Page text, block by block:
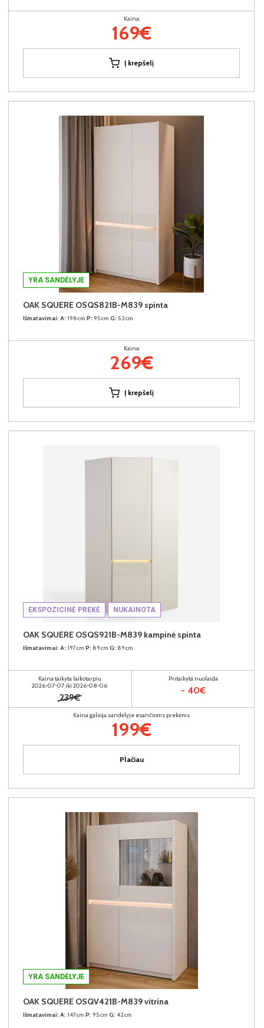
Kaina:
169€
Į krepšelį
YRA SANDĖLYJE
OAK SQUERE OSQS821B-M839 spinta
Išmatavimai: A: 198cm P: 95cm G: 52cm
Kaina:
269€
Į krepšelį
EKSPOZICINĖ PREKĖ NUKAINOTA
OAK SQUERE OSQS921B-M839 kampinė spinta
Išmatavimai: A: 197cm P: 89cm G: 89cm
Kaina taikyta laikotarpiu
2026-07-07 iki 2026-08-06
239€
Pritaikyta nuolaida
- 40€
Kaina galioja sandėlyje esančioms prekėms
199€
Plačiau
YRA SANDĖLYJE
OAK SQUERE OSQV421B-M839 vitrina
Išmatavimai: A: 147cm P: 95cm G: 42cm